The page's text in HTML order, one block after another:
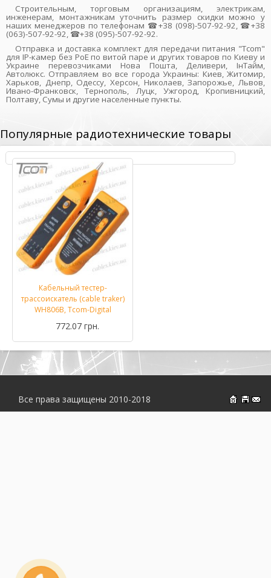
Строительным, торговым организациям, электрикам,
инженерам, монтажникам уточнить размер скидки можно у
наших менеджеров по телефонам ☎+38 (098)-507-92-92, ☎+38
(063)-507-92-92, ☎+38 (095)-507-92-92.
Отправка и доставка комплект для передачи питания "Tcom"
для IP-камер без PoE по витой паре и других товаров по Киеву и
Украине перевозчиками Нова Пошта, Деливери, ІнТайм,
Автолюкс. Отправляем во все города Украины: Киев, Житомир,
Харьков, Днепр, Одессу, Херсон, Николаев, Запорожье, Львов,
Ивано-Франковск, Тернополь, Луцк, Ужгород, Кропивницкий,
Полтаву, Сумы и другие населенные пункты.
Популярные радиотехнические товары
Кабельный тестер-
трассоискатель (cable traker)
WH806B, Tcom-Digital
772.07 грн.
На
Все права защищены 2010-2018